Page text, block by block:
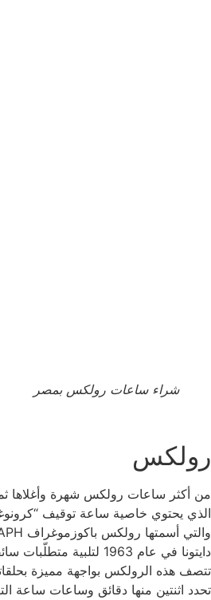
شراء ساعات رولكس بمصر
رولكس
من أكثر ساعات رولكس شهرة وأغلاها
دايتونا في عام 1963
تتصف هذه الرولكس بواجهة مميزة
تحدد اثنتين منها دقائق وساعات ساعة